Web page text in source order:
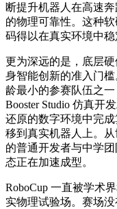
断提升机器人在高速
的物理可靠性。这种
码得以在真实环境中稳
更为深远的是，底层
身智能创新的准入门
龄最小的参赛队伍之
Booster Studio 仿真开
还原的数字环境中完
移到真实机器人上。
的普通开发者与中学
态正在加速成型。
RoboCup 一直被学术
实物理试验场。赛场